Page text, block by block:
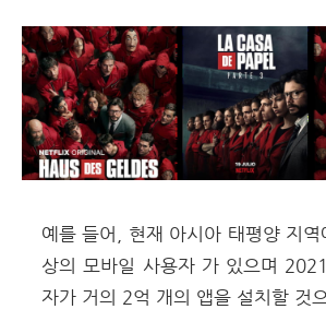
예를 들어, 현재 아시아 태평양 지역
상의 모바일 사용자 가 있으며
자가 거의 2억 개의 앱을 설치할 것